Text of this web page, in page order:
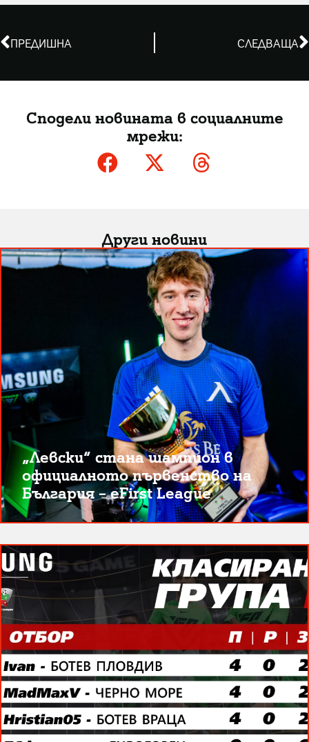
ПРЕДИШНА СЛЕДВАЩА
Сподели новината в социалните
мрежи:
Други новини
„Левски“ стана шампион в
официалното първенство на
България – eFirst League